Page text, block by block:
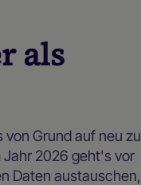
als
Grund auf neu zu
Jahr 2026 geht's vor
Daten austauschen,